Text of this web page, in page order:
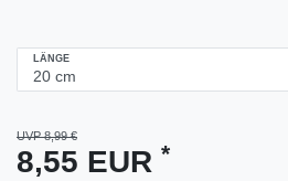
LÄNGE
UVP 8,99 €
8,55 EUR *